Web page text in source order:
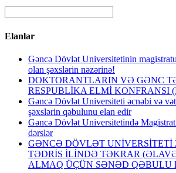
Elanlar
Gəncə Dövlət Universitetinin
olan şəxslərin nəzərinə!
DOKTORANTLARIN VƏ GƏNC
RESPUBLİKA ELMİ KONFRANSI
Gəncə Dövlət Universiteti əcnəbi və
şəxslərin qəbulunu elan edir
Gəncə Dövlət Universitetində
dərslər
GƏNCƏ DÖVLƏT UNİVERSİTETİ
TƏDRİS İLİNDƏ TƏKRAR
ALMAQ ÜÇÜN SƏNƏD QƏBULU